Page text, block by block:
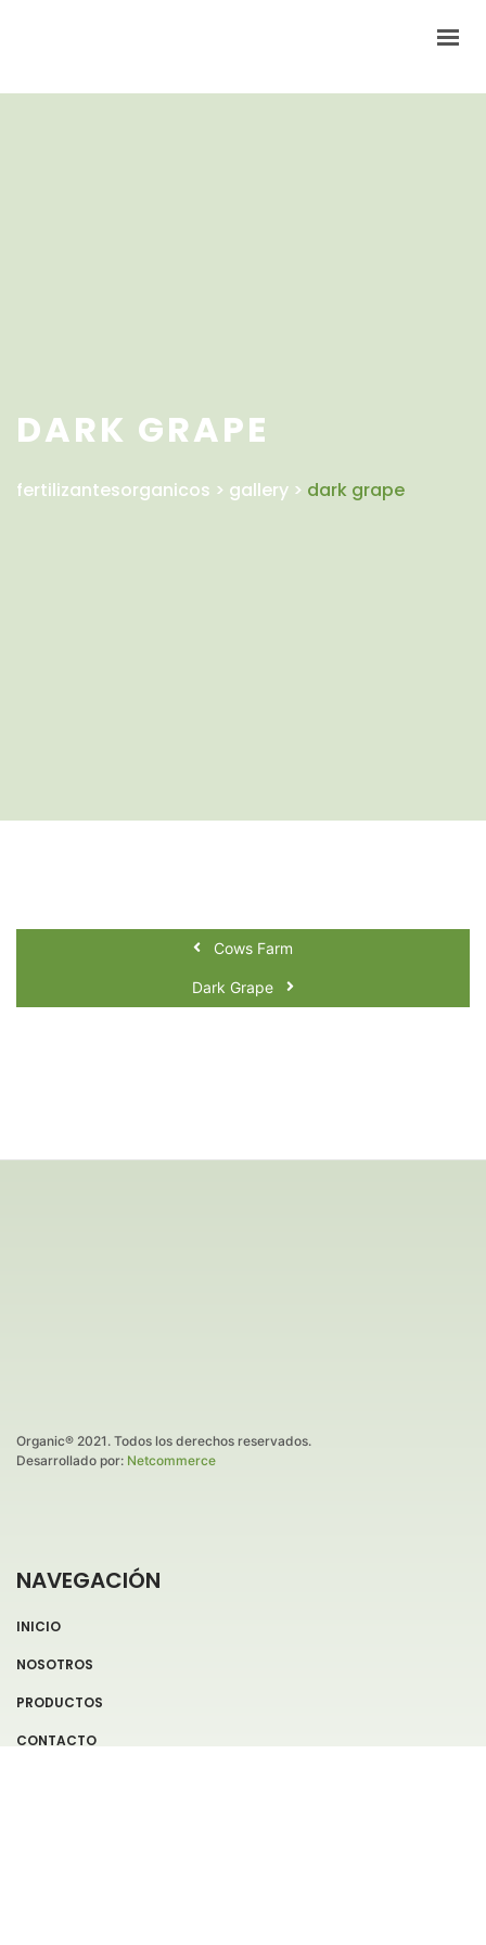
DARK GRAPE
fertilizantesorganicos > gallery > dark grape
Cows Farm
Dark Grape
Organic® 2021. Todos los derechos reservados.
Desarrollado por: Netcommerce
NAVEGACIÓN
INICIO
NOSOTROS
PRODUCTOS
CONTACTO